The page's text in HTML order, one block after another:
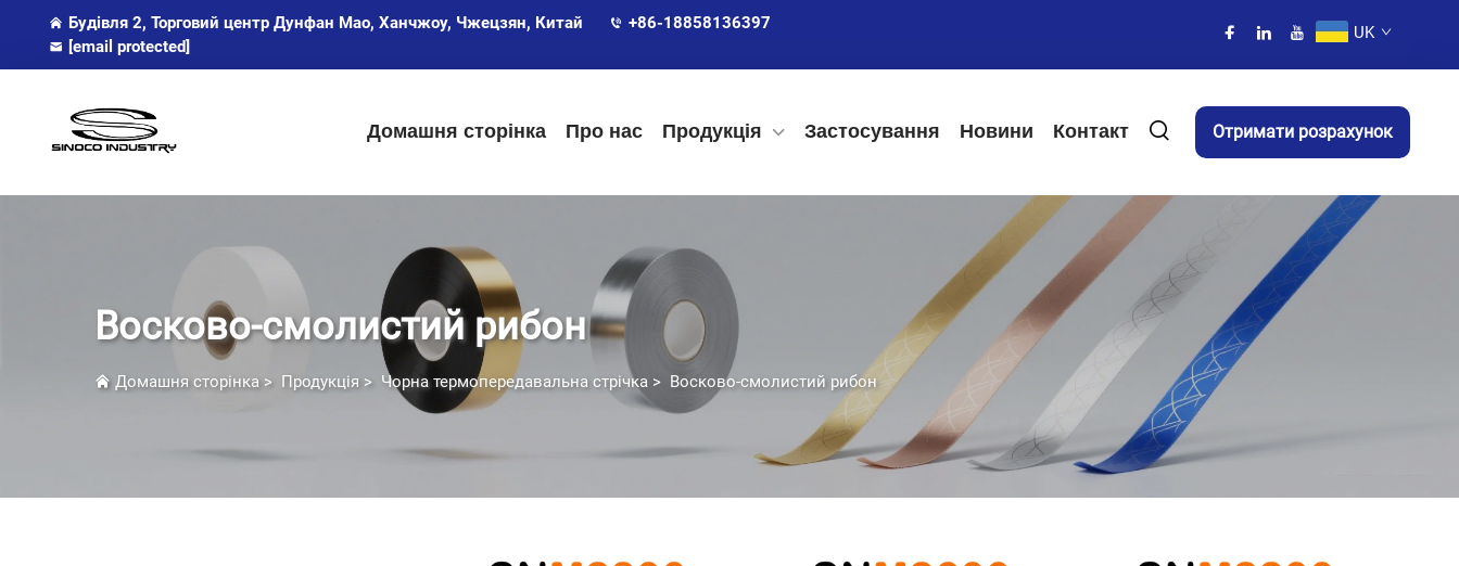
Будівля 2, Торговий центр Дунфан Мао, Ханчжоу, Чжецзян, Китай
+86-18858136397
[email protected]
UK
Домашня сторінка Про нас Продукція Застосування Новини Контакт Отримати розрахунок
Восково-смолистий рибон
Домашня сторінка> Продукція> Чорна термопередавальна стрічка > Восково-смолистий рибон